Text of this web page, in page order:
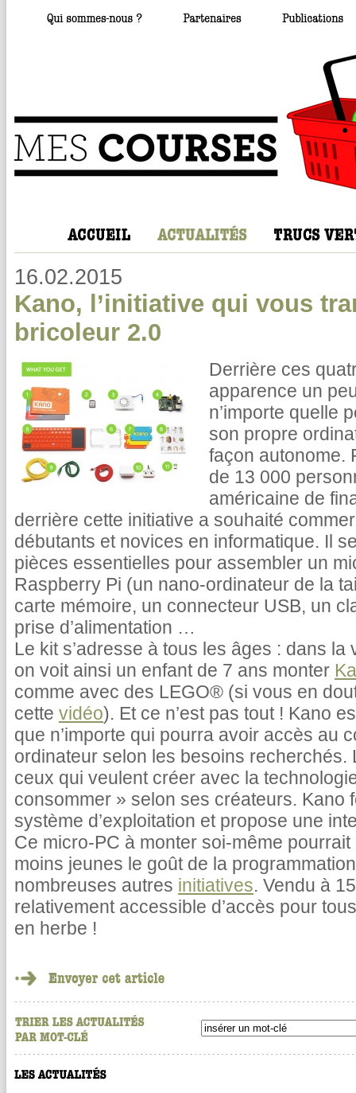
16.02.2015
Kano, l’initiative qui vous
bricoleur 2.0
Derrière ces
apparence un
n’importe quelle
son propre
façon autonome.
de 13 000
américaine de
derrière cette initiative a souhaité
débutants et novices en informatique. Il
pièces essentielles pour assembler un
Raspberry Pi (un nano-ordinateur de la
carte mémoire, un connecteur USB, un
prise d’alimentation …
Le kit s’adresse à tous les âges : dans
on voit ainsi un enfant de 7 ans monter
comme avec des LEGO® (si vous en
cette vidéo). Et ce n’est pas tout ! Kano
que n’importe qui pourra avoir accès au
ordinateur selon les besoins recherchés.
ceux qui veulent créer avec la
consommer » selon ses créateurs. Kano
système d’exploitation et propose une
Ce micro-PC à monter soi-même
moins jeunes le goût de la
nombreuses autres initiatives. Vendu à
relativement accessible d’accès pour
en herbe !